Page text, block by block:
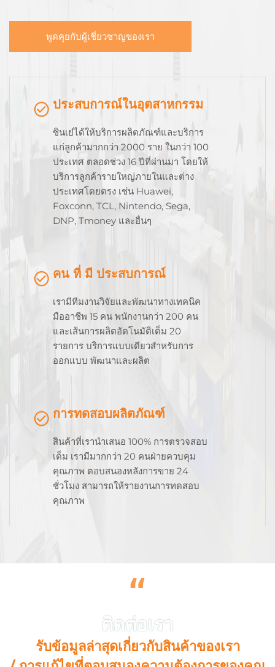
พูดคุยกับผู้เชี่ยวชาญของเรา
ประสบการณ์ในอุตสาหกรรม
ซินเย๋ได้ให้บริการผลิตภัณฑ์และบริการ
แก่ลูกค้ามากกว่า 2000 ราย ในกว่า 100
ประเทศ ตลอดช่วง 16 ปีที่ผ่านมา โดยให้
บริการลูกค้ารายใหญ่ภายในและต่าง
ประเทศโดยตรง เช่น Huawei,
Foxconn, TCL, Nintendo, Sega,
DNP, Tmoney และอื่นๆ
คน ที่ มี ประสบการณ์
เรามีทีมงานวิจัยและพัฒนาทางเทคนิค
มืออาชีพ 15 คน พนักงานกว่า 200 คน
และเส้นการผลิตอัตโนมัติเต็ม 20
รายการ บริการแบบเดียวสําหรับการ
ออกแบบ พัฒนาและผลิต
การทดสอบผลิตภัณฑ์
สินค้าที่เรานําเสนอ 100% การตรวจสอบ
เต็ม เรามีมากกว่า 20 คนฝ่ายควบคุม
คุณภาพ ตอบสนองหลังการขาย 24
ชั่วโมง สามารถให้รายงานการทดสอบ
คุณภาพ
“
รับข้อมูลล่าสุดเกี่ยวกับสินค้าของเรา